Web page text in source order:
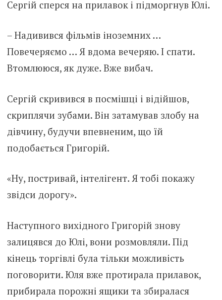
Сергій сперся на прилавок і підморгнув Юлі.
– Надивився фільмів іноземних …
Повечеряємо … Я вдома вечеряю. І спати.
Втомлююся, як дуже. Вже вибач.
Сергій скривився в посмішці і відійшов,
скриплячи зубами. Він затамував злобу на
дівчину, будучи впевненим, що їй
подобається Григорій.
«Ну, постривай, інтелігент. Я тобі покажу
звідси дорогу».
Наступного вихідного Григорій знову
залицявся до Юлі, вони розмовляли. Під
кінець торгівлі була тільки можливість
поговорити. Юля вже протирала прилавок,
прибирала порожні ящики та збиралася